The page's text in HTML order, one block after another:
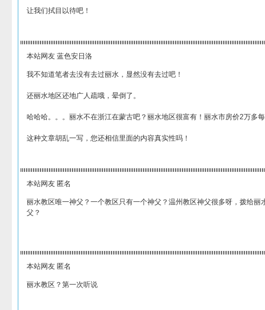
让我们拭目以待吧！
本站网友 蓝色安日洛
我不知道笔者去没有去过丽水，显然没有去过吧！
还丽水地区还地广人疏哦，晕倒了。
哈哈哈。。。丽水不在浙江在蒙古吧？丽水地区很富有！丽水市房价2万多
这种文章胡乱一写，您还相信里面的内容真实性吗！
本站网友 匿名
丽水教区唯一神父？一个教区只有一个神父？温州教区神父很多呀，拨给丽
父？
本站网友 匿名
丽水教区？第一次听说